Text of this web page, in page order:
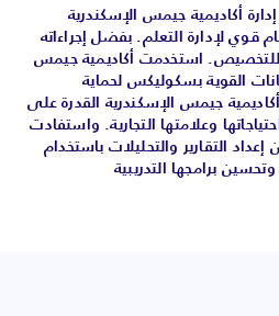
أكاديمية جيمس الإسكندرية
لإدارة التعلم. بفضل إجراءاته
للتخصيص. استخدمت أكاديمية جيمس
القوية بسكوليكس لحماية
جيمس الإسكندرية القدرة على
وعلامتها التجارية. واستفادت
التقارير والتحليلات باستخدام
برامجها التدريبية